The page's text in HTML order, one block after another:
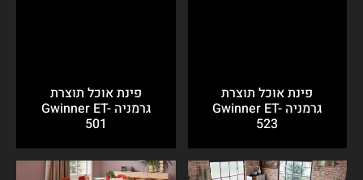
פינת אוכל תוצרת
גרמניה Gwinner ET-
523
פינת אוכל תוצרת
גרמניה Gwinner ET-
501